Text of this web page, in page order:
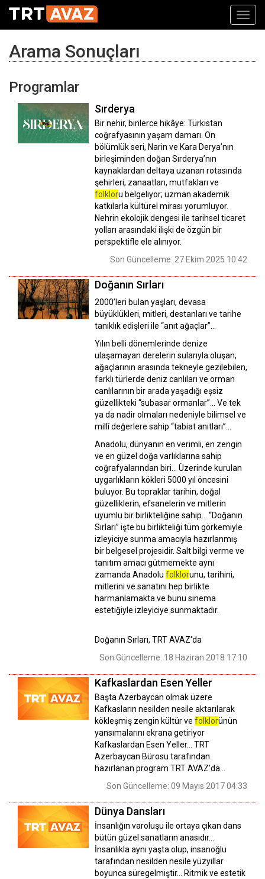
Arama Sonuçları
Programlar
Sırderya
Bir nehir, binlerce hikâye: Türkistan
coğrafyasının yaşam damarı. On
bölümlük seri, Narin ve Kara Derya’nın
birleşiminden doğan Sırderya’nın
kaynaklardan deltaya uzanan rotasında
şehirleri, zanaatları, mutfakları ve
folkloru belgeliyor; uzman akademik
katkılarla kültürel mirası yorumluyor.
Nehrin ekolojik dengesi ile tarihsel ticaret
yolları arasındaki ilişki de özgün bir
perspektifle ele alınıyor.
Son Güncelleme: 27 Ekim 2025 10:42
Doğanın Sırları
2000’leri bulan yaşları, devasa
büyüklükleri, mitleri, destanları ve tarihe
tanıklık edişleri ile “anıt ağaçlar”…
Yılın belli dönemlerinde denize
ulaşamayan derelerin sularıyla oluşan,
ağaçlarının arasında tekneyle gezilebilen,
farklı türlerde deniz canlıları ve orman
canlılarının bir arada yaşadığı eşsiz
güzellikteki “subasar ormanlar”… Ve tek
ya da nadir olmaları nedeniyle bilimsel ve
millî değerlere sahip “tabiat anıtları”…
Anadolu, dünyanın en verimli, en zengin
ve en güzel doğa varlıklarına sahip
coğrafyalarından biri… Üzerinde kurulan
uygarlıkların kökleri 5000 yıl öncesini
buluyor. Bu topraklar tarihin, doğal
güzelliklerin, efsanelerin ve mitlerin
uyumlu bir birlikteliğine sahip… “Doğanın
Sırları” işte bu birlikteliği tüm görkemiyle
izleyiciye sunma amacıyla hazırlanmış
bir belgesel projesidir. Salt bilgi verme ve
tanıtım amacı gütmemekte aynı
zamanda Anadolu folklorunu, tarihini,
mitlerini ve sanatını hep birlikte
harmanlamakta ve bunu sinema
estetiğiyle izleyiciye sunmaktadır.
Doğanın Sırları, TRT AVAZ'da
Son Güncelleme: 18 Haziran 2018 17:10
Kafkaslardan Esen Yeller
Başta Azerbaycan olmak üzere
Kafkasların nesilden nesile aktarılarak
kökleşmiş zengin kültür ve folklorünün
yansımalarını ekrana getiriyor
Kafkaslardan Esen Yeller... TRT
Azerbaycan Bürosu tarafından
hazırlanan program TRT AVAZ'da...
Son Güncelleme: 09 Mayıs 2017 04:33
Dünya Dansları
İnsanlığın varoluşu ile ortaya çıkan dans
bütün güzel sanatların anasıdır...
İnsanlıkla aynı yaşta olup, insanoğlu
tarafından nesilden nesile yüzyıllar
boyunca süregelmiştir... Ritmik ve estetik